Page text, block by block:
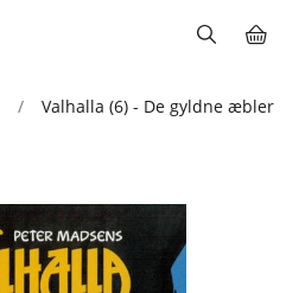
/ Valhalla (6) - De gyldne æbler